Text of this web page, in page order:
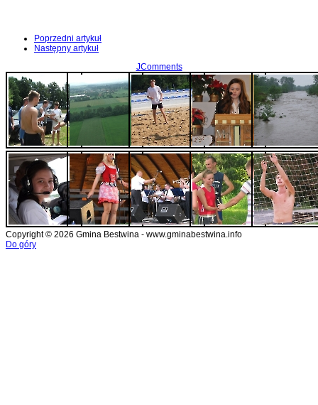
Poprzedni artykuł
Następny artykuł
JComments
Copyright © 2026 Gmina Bestwina - www.gminabestwina.info
Do góry